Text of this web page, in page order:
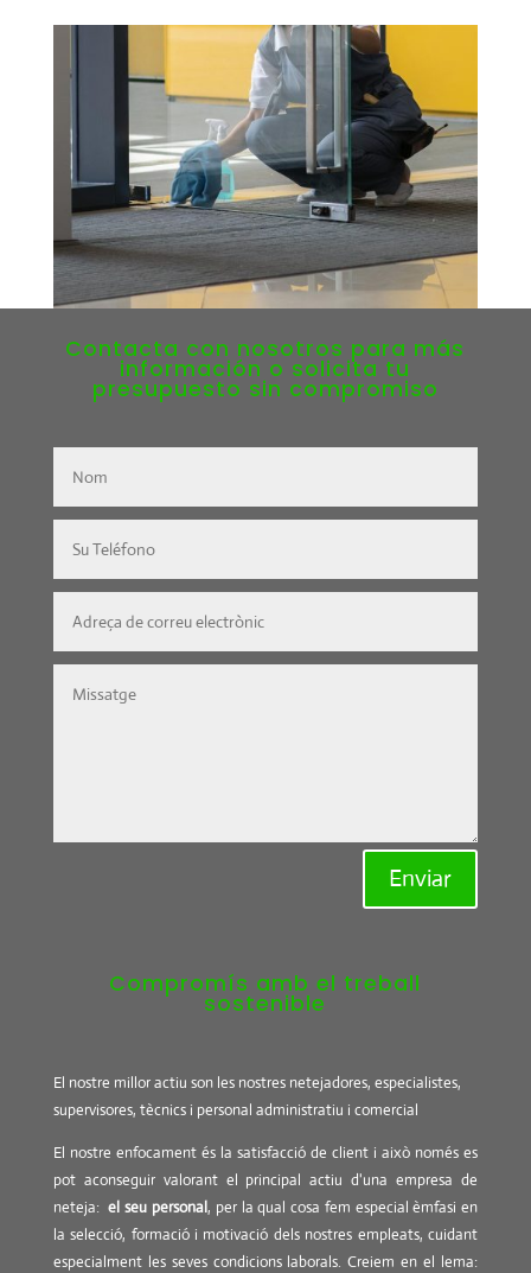
Contacta con nosotros para más
información o solicita tu
presupuesto sin compromiso
Enviar
Compromís amb el treball
sostenible
El nostre millor actiu son les nostres netejadores, especialistes,
supervisores, tècnics i personal administratiu i comercial
El nostre enfocament és la satisfacció de client i això només es
pot aconseguir valorant el principal actiu d'una empresa de
neteja: el seu personal, per la qual cosa fem especial èmfasi en
la selecció, formació i motivació dels nostres empleats, cuidant
especialment les seves condicions laborals. Creiem en el lema: